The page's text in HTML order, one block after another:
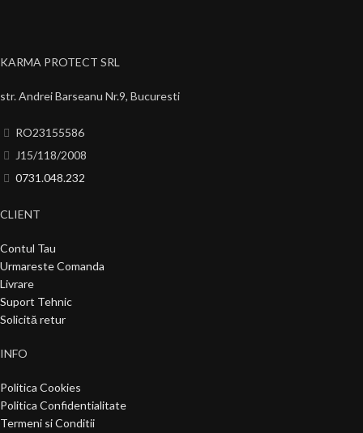
KARMA PROTECT SRL
str. Andrei Barseanu Nr.9, Bucuresti
RO23155586
J15/118/2008
0731.048.232
CLIENT
Contul Tau
Urmareste Comanda
Livrare
Suport Tehnic
Solicită retur
INFO
Politica Cookies
Politica Confidentialitate
Termeni si Conditii